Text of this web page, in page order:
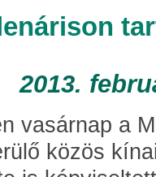
2013.
vasárnap a
közös